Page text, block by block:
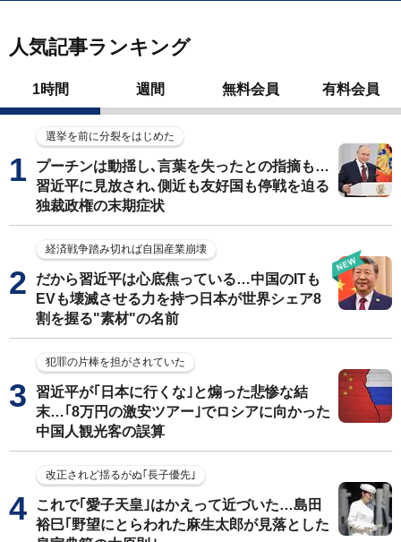
人気記事ランキング
1時間 週間 無料会員 有料会員
選挙を前に分裂をはじめた
プーチンは動揺し､言葉を失ったとの指摘も…
習近平に見放され､側近も友好国も停戦を迫る
独裁政権の末期症状
経済戦争踏み切れば自国産業崩壊
だから習近平は心底焦っている…中国のITも
EVも壊滅させる力を持つ日本が世界シェア8
割を握る"素材"の名前
犯罪の片棒を担がされていた
習近平が｢日本に行くな｣と煽った悲惨な結
末…｢8万円の激安ツアー｣でロシアに向かった
中国人観光客の誤算
改正されど揺るがぬ｢長子優先｣
これで｢愛子天皇｣はかえって近づいた…島田
裕巳｢野望にとらわれた麻生太郎が見落とした